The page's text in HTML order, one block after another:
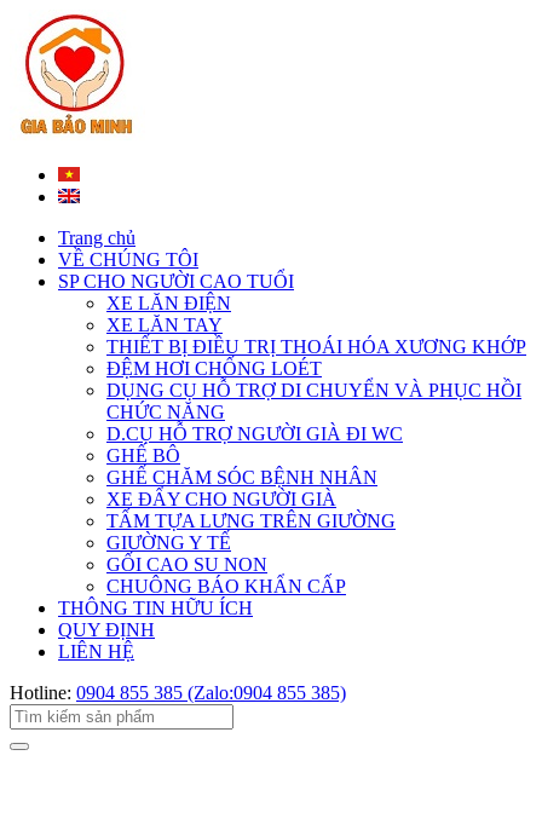
Trang chủ
VỀ CHÚNG TÔI
SP CHO NGƯỜI CAO TUỔI
XE LĂN ĐIỆN
XE LĂN TAY
THIẾT BỊ ĐIỀU TRỊ THOÁI HÓA XƯƠNG KHỚP
ĐỆM HƠI CHỐNG LOÉT
DỤNG CỤ HỖ TRỢ DI CHUYỂN VÀ PHỤC HỒI
CHỨC NĂNG
D.CỤ HỖ TRỢ NGƯỜI GIÀ ĐI WC
GHẾ BÔ
GHẾ CHĂM SÓC BỆNH NHÂN
XE ĐẨY CHO NGƯỜI GIÀ
TẤM TỰA LƯNG TRÊN GIƯỜNG
GIƯỜNG Y TẾ
GỐI CAO SU NON
CHUÔNG BÁO KHẨN CẤP
THÔNG TIN HỮU ÍCH
QUY ĐỊNH
LIÊN HỆ
Hotline: 0904 855 385 (Zalo:0904 855 385)